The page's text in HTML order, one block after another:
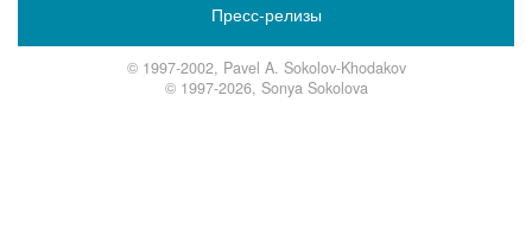
Пресс-релизы
© 1997-2002, Pavel A. Sokolov-Khodakov
© 1997-2026, Sonya Sokolova